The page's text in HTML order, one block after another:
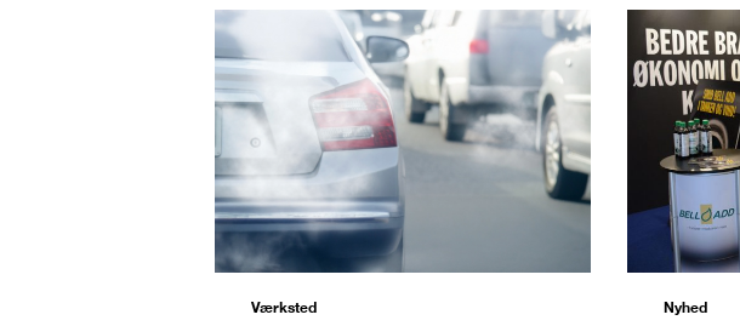
Værksted Nyhed